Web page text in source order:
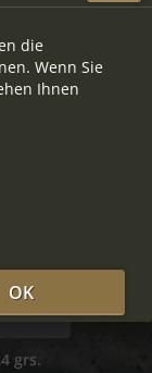
grs.
die
Wenn Sie
Ihnen
OK